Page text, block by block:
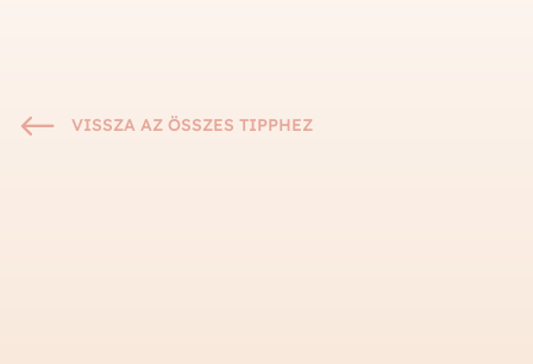
# VISSZA AZ ÖSSZES TIPPHEZ